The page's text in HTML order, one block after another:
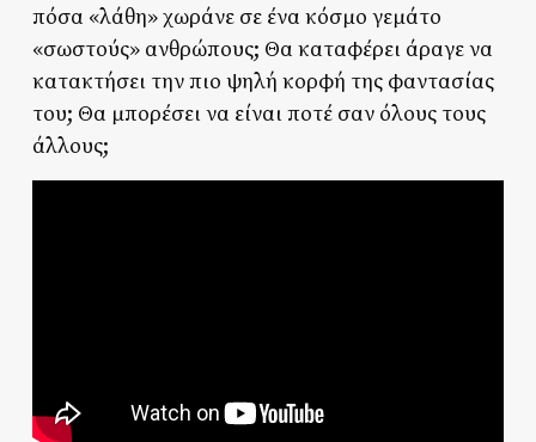
πόσα «λάθη» χωράνε σε ένα κόσμο γεμάτο
«σωστούς» ανθρώπους; Θα καταφέρει άραγε να
κατακτήσει την πιο ψηλή κορφή της φαντασίας
του; Θα μπορέσει να είναι ποτέ σαν όλους τους
άλλους;